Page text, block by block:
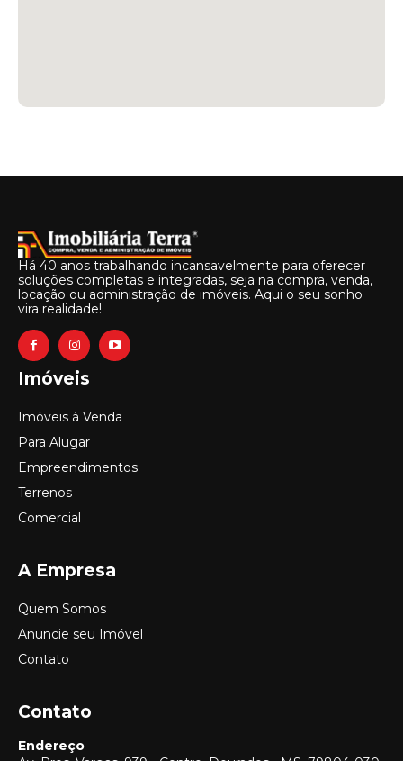
Há 40 anos trabalhando incansavelmente para oferecer
soluções completas e integradas, seja na compra, venda,
locação ou administração de imóveis. Aqui o seu sonho
vira realidade!
Imóveis
Imóveis à Venda
Para Alugar
Empreendimentos
Terrenos
Comercial
A Empresa
Quem Somos
Anuncie seu Imóvel
Contato
Contato
Endereço